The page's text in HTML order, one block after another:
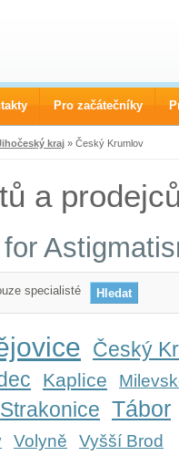
kraj » Český Krumlov
a
specialisté
Český
Kaplice
Strakonice Tábor
Volyně Vyšší Brod
Pro začátečníky